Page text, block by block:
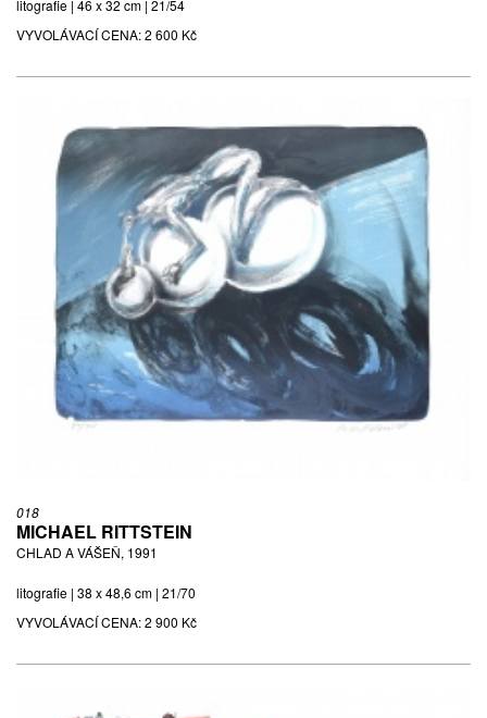
litografie | 46 x 32 cm | 21/54
VYVOLÁVACÍ CENA:2 600 Kč
018
MICHAEL RITTSTEIN
CHLAD A VÁŠEŇ, 1991
litografie | 38 x 48,6 cm | 21/70
VYVOLÁVACÍ CENA:2 900 Kč